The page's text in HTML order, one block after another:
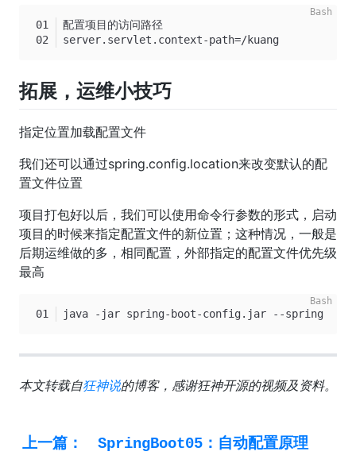
配置项目的访问路径
server.servlet.context-path=/kuang
拓展，运维小技巧
指定位置加载配置文件
我们还可以通过spring.config.location来改变默认的配
置文件位置
项目打包好以后，我们可以使用命令行参数的形式，启动
项目的时候来指定配置文件的新位置；这种情况，一般是
后期运维做的多，相同配置，外部指定的配置文件优先级
最高
java -jar spring-boot-config.jar --
本文转载自狂神说的博客，感谢狂神开源的视频及资料。
上一篇：
SpringBoot05：自动配置原理